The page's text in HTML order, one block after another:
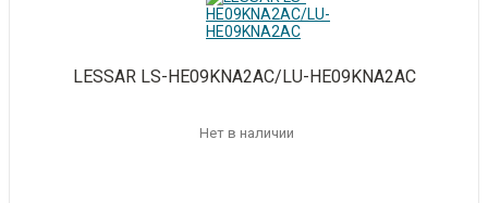
LESSAR LS-HE09KNA2AC/LU-HE09KNA2AC
Нет в наличии